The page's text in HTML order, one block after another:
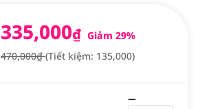
335,000₫ Giảm 29%
470,000₫(Tiết kiệm: 135,000)